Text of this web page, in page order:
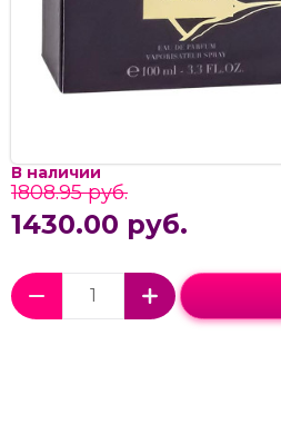
В наличии
1808.95 руб.
1430.00 руб.